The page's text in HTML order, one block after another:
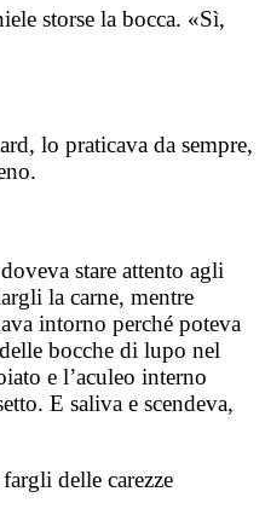
storse la bocca. «Sì,
lo praticava da sempre,
stare attento agli
la carne, mentre
intorno perché poteva
bocche di lupo nel
e l’aculeo interno
E saliva e scendeva,
delle carezze